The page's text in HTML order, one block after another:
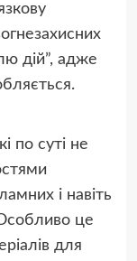
дій”, адже
по суті не
і навіть
це
для